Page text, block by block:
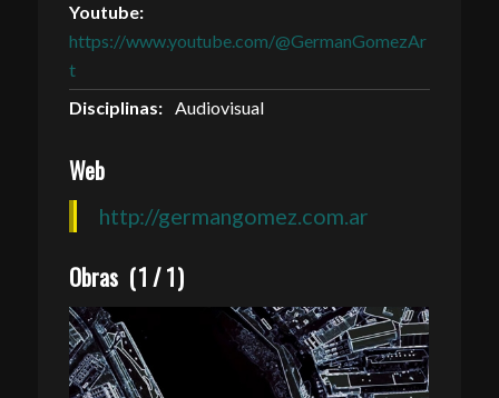
Youtube:
https://www.youtube.com/@GermanGomezAr
t
Disciplinas:
Audiovisual
Web
http://germangomez.com.ar
Obras (1 /1)